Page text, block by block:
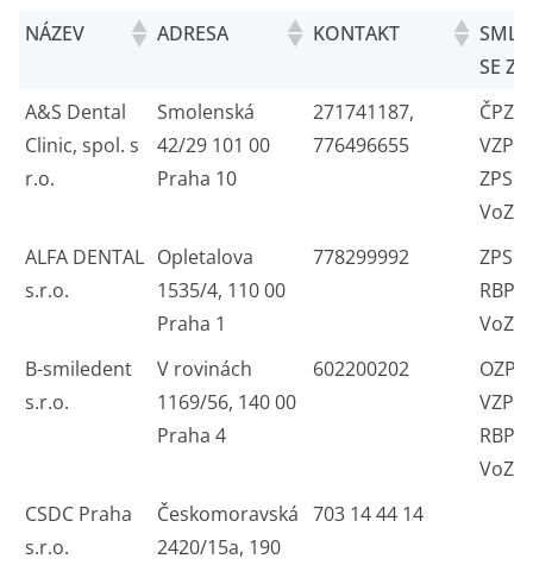
NÁZEV ADRESA KONTAKT
SE ZP
A&S Dental
Clinic, spol. s
r.o.
Smolenská
42/29 101 00
Praha 10
271741187,
776496655
VZP
ZPS
VoZP
ALFA DENTAL
s.r.o.
Opletalova
1535/4, 110 00
Praha 1
778299992
ZPS
RBP
VoZP
B-smiledent
s.r.o.
V rovinách
1169/56, 140 00
Praha 4
602200202
OZP
VZP
RBP
VoZP
CSDC Praha
s.r.o.
Českomoravská
2420/15a, 190
703 14 44 14